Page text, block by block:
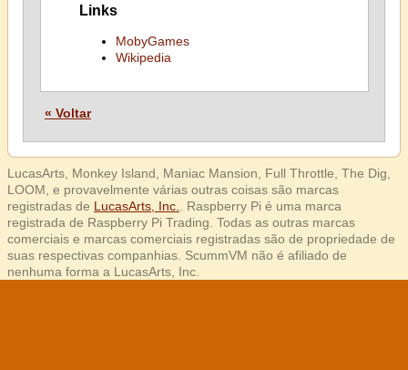
Links
MobyGames
Wikipedia
« Voltar
LucasArts, Monkey Island, Maniac Mansion, Full Throttle, The Dig,
LOOM, e provavelmente várias outras coisas são marcas
registradas de LucasArts, Inc.
. Raspberry Pi é uma marca
registrada de Raspberry Pi Trading. Todas as outras marcas
comerciais e marcas comerciais registradas são de propriedade de
suas respectivas companhias. ScummVM não é afiliado de
nenhuma forma a LucasArts, Inc.